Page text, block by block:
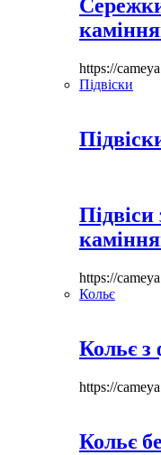
https://
Підвіски
Підвіси
https://
Кольє
Кольє з
https://
Кольє